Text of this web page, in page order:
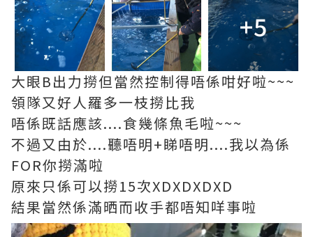
+5
大眼B出力撈但當然控制得唔係咁好啦~~~
領隊又好人羅多一枝撈比我
唔係既話應該....食幾條魚毛啦~~~
不過又由於....聽唔明+睇唔明....我以為係
FOR你撈滿啦
原來只係可以撈15次XDXDXDXD
結果當然係滿晒而收手都唔知咩事啦